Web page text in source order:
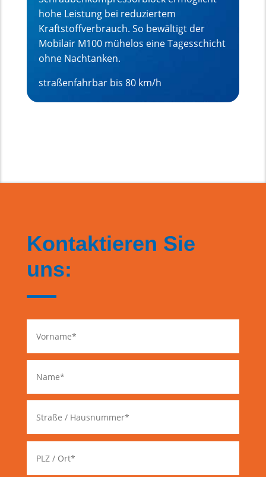
hohe Leistung bei reduziertem
Kraftstoffverbrauch. So bewältigt der
Mobilair M100 mühelos eine Tagesschicht
ohne Nachtanken.
straßenfahrbar bis 80 km/h
Kontaktieren Sie
uns: